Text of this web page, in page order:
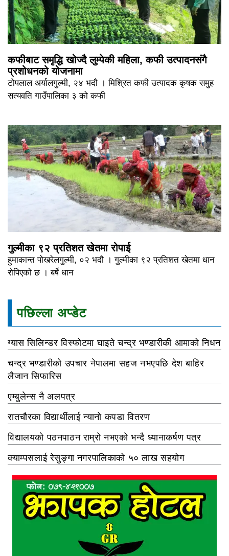
कफीबाट समृद्धि खोज्दै लुम्पेकी महिला, कफी उत्पादनसंगै
प्रशोधनको योजनामा
टोपलाल अर्यालगुल्मी, २४ भदौ । मिश्रित कफी उत्पादक कृषक समुह
सत्यवति गाउँपालिका ३ को कफी
गुल्मीका ९२ प्रतिशत खेतमा रोपाई
हुमाकान्त पोखरेलगुल्मी, ०२ भदौ । गुल्मीका ९२ प्रतिशत खेतमा धान
रोपिएको छ । बर्षे धान
पछिल्ला अप्डेट
ग्यास सिलिन्डर विस्फोटमा घाइते चन्द्र भण्डारीकी आमाको निधन
चन्द्र भण्डारीको उपचार नेपालमा सहज नभएपछि देश बाहिर
लैजान सिफारिस
एम्बुलेन्स नै अलपत्र
रातचौरका विद्यार्थीलाई न्यानो कपडा वितरण
विद्यालयको पठनपाठन राम्रो नभएको भन्दै ध्यानाकर्षण पत्र
क्याम्पसलाई रेसुङ्गा नगरपालिकाको ५० लाख सहयोग